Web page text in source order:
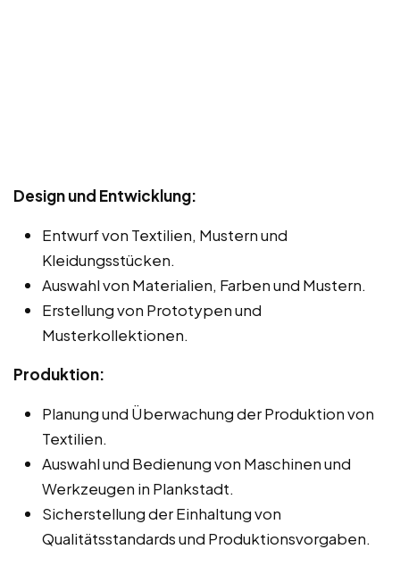
Design und Entwicklung:
Entwurf von Textilien, Mustern und
Kleidungsstücken.
Auswahl von Materialien, Farben und Mustern.
Erstellung von Prototypen und
Musterkollektionen.
Produktion:
Planung und Überwachung der Produktion von
Textilien.
Auswahl und Bedienung von Maschinen und
Werkzeugen in Plankstadt.
Sicherstellung der Einhaltung von
Qualitätsstandards und Produktionsvorgaben.